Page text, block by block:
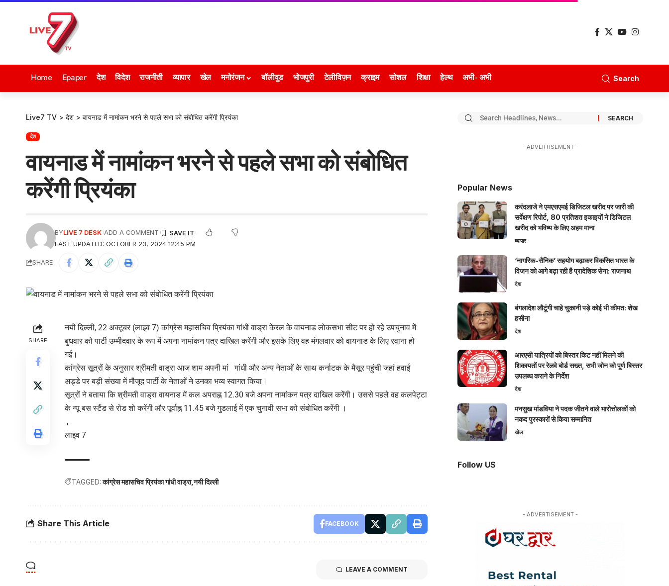
Home Epaper देश विदेश राजनीती व्यापार खेल मनोरंजन बॉलीवुड भोजपुरी टेलीविज़न क्राइम सोशल शिक्षा हेल्थ अभी- अभी Search
Live7 TV > देश > वायनाड में नामांकन भरने से पहले सभा को संबोधित करेंगी प्रियंका
देश
वायनाड में नामांकन भरने से पहले सभा को संबोधित
करेंगी प्रियंका
LAST UPDATED: OCTOBER 23, 2024 12:45 PM
BYLIVE 7 DESK ADD A COMMENT
SHARE
SHARE
नयी दिल्ली, 22 अक्टूबर (लाइव 7) कांग्रेस महासचिव प्रियंका गांधी वाड्रा केरल के वायनाड लोकसभा सीट पर हो रहे उपचुनाव में
बुधवार को पार्टी उम्मीदवार के रूप में अपना नामांकन पत्र दाखिल करेंगी और इसके लिए वह मंगलवार को वायनाड के लिए रवाना हो
गई।
कांग्रेस सूत्रों के अनुसार श्रीमती वाड्रा आज शाम अपनी मां गांधी और अन्य नेताओं के साथ कर्नाटक के मैसूर पहुंची जहां हवाई
अड्डे पर बड़ी संख्या में मौजूद पार्टी के नेताओं ने उनका भव्य स्वागत किया।
सूत्रों ने बताया कि श्रीमती वाड्रा वायनाड में कल अपराह्न 12.30 बजे अपना नामांकन पत्र दाखिल करेंगी। उससे पहले वह कलपेट्टा
के न्यू बस स्टैंड से रोड शो करेंगी और पूर्वाह्न 11.45 बजे गुडलाई में एक चुनावी सभा को संबोधित करेंगी ।
,
लाइव 7
TAGGED: कांग्रेस महासचिव प्रियंका गांधी वाड्रा नयी दिल्ली
Share This Article FACEBOOK
LEAVE A COMMENT
- ADVERTISEMENT -
Popular News
करंदलाजे ने एमएसएमई डिजिटल खरीद पर जारी की
सर्वेक्षण रिपोर्ट, 80 प्रतिशत इकाइयों ने डिजिटल
खरीद को भविष्य के लिए अहम माना
व्यापार
‘नागरिक-सैनिक’ सहयोग बढ़ाकर विकसित भारत के
विजन को आगे बढ़ा रही है प्रादेशिक सेना: राजनाथ
देश
बंगलादेश लौटूंगी चाहे चुकानी पड़े कोई भी कीमत: शेख
हसीना
देश
आरएसी यात्रियों को बिस्तर किट नहीं मिलने की
शिकायतों पर रेलवे बोर्ड सख्त, सभी जोन को पूर्ण बिस्तर
उपलब्ध कराने के निर्देश
देश
मनसुख मांडविया ने पदक जीतने वाले भारोत्तोलकों को
नकद पुरस्कारों से किया सम्मानित
खेल
Follow US
- ADVERTISEMENT -